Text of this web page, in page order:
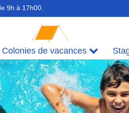
9h à 17h00.
Colonies de vacances